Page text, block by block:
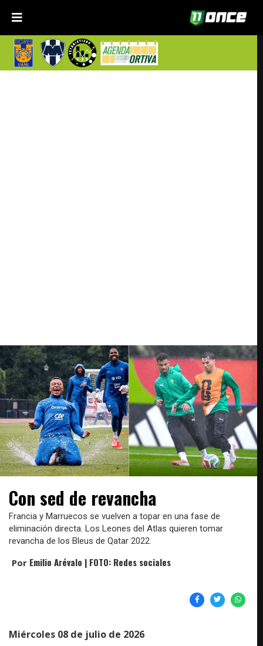
Con sed de revancha
Francia y Marruecos se vuelven a topar en una fase de
eliminación directa. Los Leones del Atlas quieren tomar
revancha de los Bleus de Qatar 2022.
Por Emilio Arévalo | FOTO: Redes sociales
Miércoles 08 de julio de 2026